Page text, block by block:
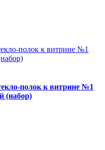
полок к витрине №1
(набор)